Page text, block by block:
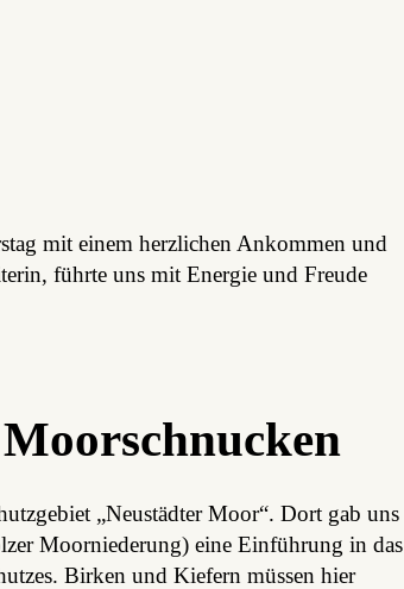
mit einem herzlichen Ankommen und
führte uns mit Energie und Freude
„Neustädter Moor“. Dort gab uns
Moorniederung) eine Einführung in das
Birken und Kiefern müssen hier